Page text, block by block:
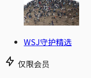
WSJ守护精选
仅限会员